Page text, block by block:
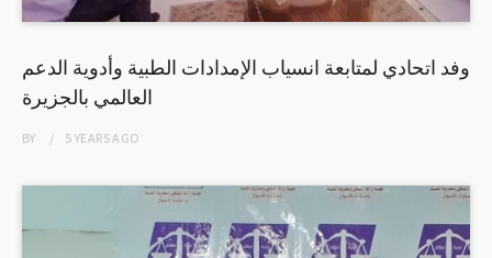
وفد اتحادي لمتابعة انسياب الإمدادات الطبية وأدوية الدعم
العالمي بالجزيرة
BY 5 YEARSAGO